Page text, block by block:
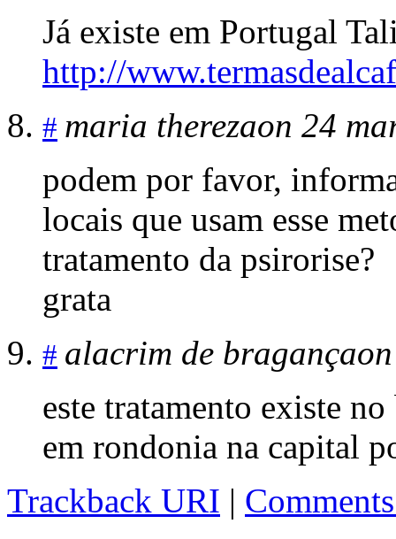
Já existe em Portugal
http://
# maria therezaon 24
podem por favor,
locais que usam esse
tratamento da psirorise?
grata
# alacrim de bragança
este tratamento existe
em rondonia na capital
Trackback URI |